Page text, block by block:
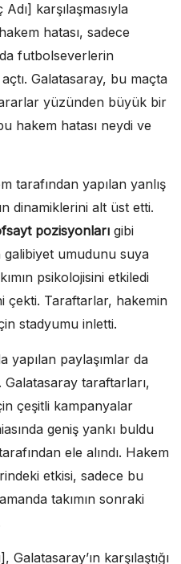
karşılaşmasıyla
hatası, sadece
futbolseverlerin
Galatasaray, bu maçta
yüzünden büyük bir
hakem hatası neydi ve
tarafından yapılan yanlış
dinamiklerini alt üst etti.
pozisyonları gibi
galibiyet umudunu suya
psikolojisini etkiledi
çekti. Taraftarlar, hakemin
stadyumu inletti.
yapılan paylaşımlar da
taraftarları,
çeşitli kampanyalar
geniş yankı buldu
ele alındı. Hakem
etkisi, sadece bu
takımın sonraki
karşılaştığı